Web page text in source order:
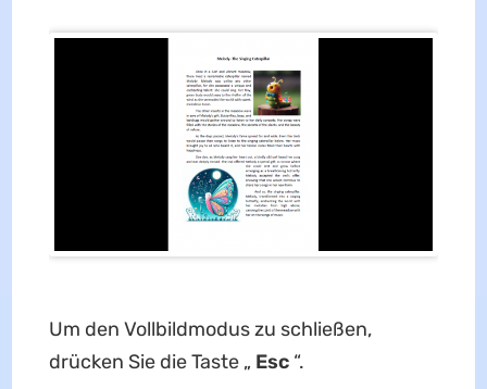
Um den Vollbildmodus zu schließen,
drücken Sie die Taste „ Esc“.